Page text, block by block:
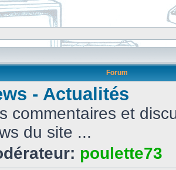
Forum
- Actualités
commentaires et
du site ...
poulette73